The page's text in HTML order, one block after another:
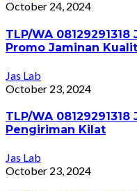
October 24, 2024
TLP/WA
Promo Jaminan
Jas Lab
October 23, 2024
TLP/WA
Pengiriman Kilat
Jas Lab
October 23, 2024